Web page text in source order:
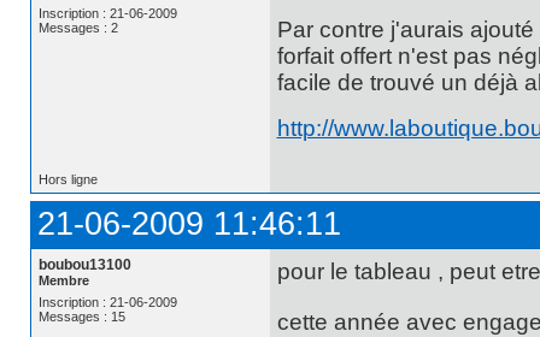
Inscription : 21-06-2009
Messages : 2
Par contre j'aurais
forfait offert n'est pas
facile de trouvé un déjà
http://
Hors ligne
21-06-2009 11:46:11
boubou13100
Membre
Inscription : 21-06-2009
Messages : 15
pour le tableau , peut
cette année avec